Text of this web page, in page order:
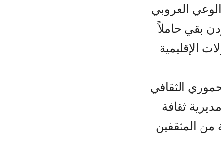
العروبي
بقي حاملاً
الإقليمية
الثقافي
ثقافة
المثقفين